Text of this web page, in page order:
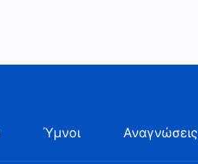
Ύμνοι Αναγνώσεις